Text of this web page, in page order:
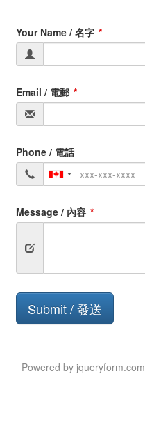
Your Name / 名字
Email / 電郵
Phone / 電話
Message / 內容
Submit
Button
Submit / 發送
Powered by jqueryform.com